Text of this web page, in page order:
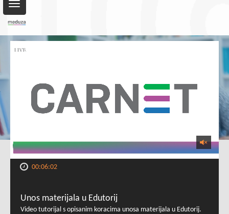
Toggle
navigation
00:06:02
Unos materijala u Edutorij
Video tutorijal s opisanim koracima unosa materijala u Edutorij.